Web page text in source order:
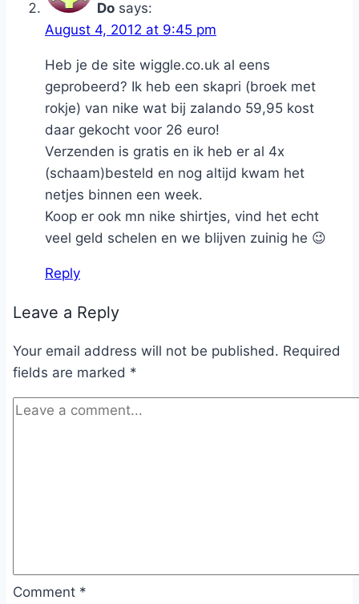
Do says:
August 4, 2012 at 9:45 pm
Heb je de site wiggle.co.uk al eens
geprobeerd? Ik heb een skapri (broek met
rokje) van nike wat bij zalando 59,95 kost
daar gekocht voor 26 euro!
Verzenden is gratis en ik heb er al 4x
(schaam)besteld en nog altijd kwam het
netjes binnen een week.
Koop er ook mn nike shirtjes, vind het echt
veel geld schelen en we blijven zuinig he 😉
Reply
Leave a Reply
Your email address will not be published. Required
fields are marked *
Comment *